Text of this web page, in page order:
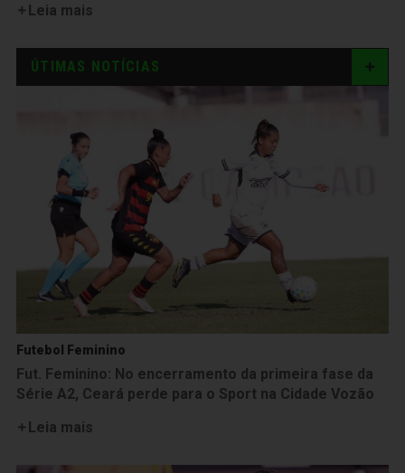
Leia mais
ÚTIMAS NOTÍCIAS
Futebol Feminino
Fut. Feminino: No encerramento da primeira fase da
Série A2, Ceará perde para o Sport na Cidade Vozão
Leia mais